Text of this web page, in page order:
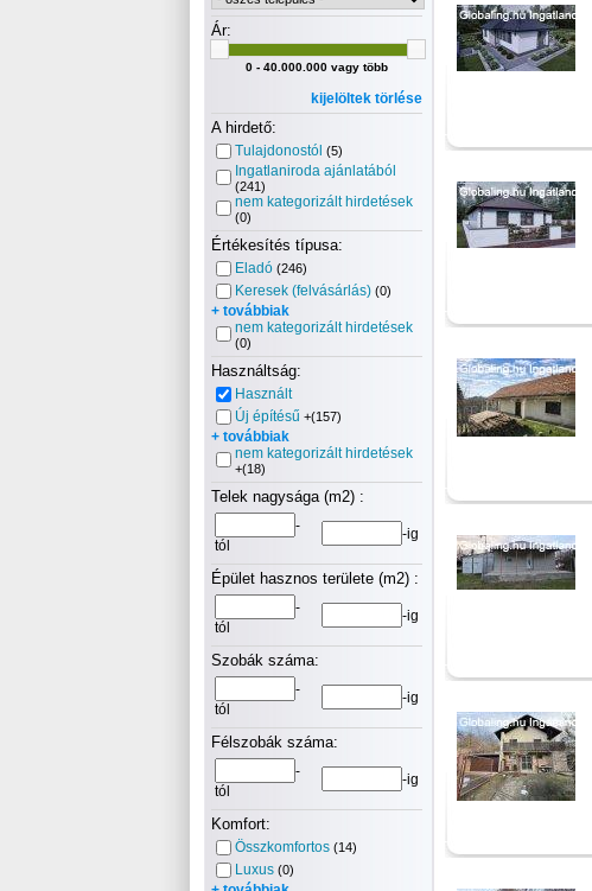
Ár:
0 - 40.000.000 vagy több
kijelöltek törlése
A hirdető:
Tulajdonostól (5)
Ingatlaniroda ajánlatából
(241)
nem kategorizált hirdetések
(0)
Értékesítés típusa:
Eladó (246)
Keresek (felvásárlás) (0)
+ továbbiak
nem kategorizált hirdetések
(0)
Használtság:
Használt
Új építésű +(157)
+ továbbiak
nem kategorizált hirdetések
+(18)
Telek nagysága (m2) :
-
tól
-ig
Épület hasznos területe (m2) :
-
tól
-ig
Szobák száma:
-
tól
-ig
Félszobák száma:
-
tól
-ig
Komfort:
Összkomfortos (14)
Luxus (0)